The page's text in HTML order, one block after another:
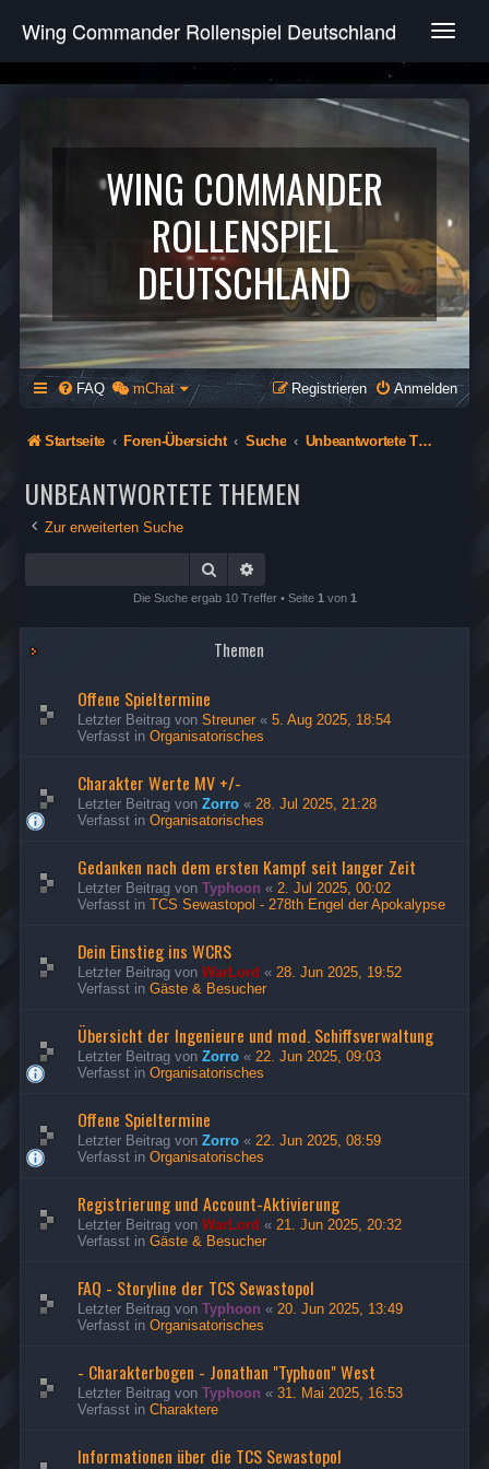
T
g
e
v
g
a
t
i
o
n
Wing Commander Rollenspiel Deutschland
WING COMMANDER
ROLLENSPIEL
DEUTSCHLAND
FAQ mChat Anmelden
Registrieren
Startseite Foren-Übersicht Suche Unbeantwortete Themen
UNBEANTWORTETE THEMEN
Zur erweiterten Suche
Suche
Die Suche ergab 10 Treffer • Seite 1 von 1
Themen
Offene Spieltermine
Letzter Beitrag von Streuner « 5. Aug 2025, 18:54
Verfasst in Organisatorisches
Charakter Werte MV +/-
Letzter Beitrag von Zorro « 28. Jul 2025, 21:28
Verfasst in Organisatorisches
Gedanken nach dem ersten Kampf seit langer Zeit
Letzter Beitrag von Typhoon « 2. Jul 2025, 00:02
Verfasst in TCS Sewastopol - 278th Engel der Apokalypse
Dein Einstieg ins WCRS
Letzter Beitrag von WarLord « 28. Jun 2025, 19:52
Verfasst in Gäste & Besucher
Übersicht der Ingenieure und mod. Schiffsverwaltung
Letzter Beitrag von Zorro « 22. Jun 2025, 09:03
Verfasst in Organisatorisches
Offene Spieltermine
Letzter Beitrag von Zorro « 22. Jun 2025, 08:59
Verfasst in Organisatorisches
Registrierung und Account-Aktivierung
Letzter Beitrag von WarLord « 21. Jun 2025, 20:32
Verfasst in Gäste & Besucher
FAQ - Storyline der TCS Sewastopol
Letzter Beitrag von Typhoon « 20. Jun 2025, 13:49
Verfasst in Organisatorisches
- Charakterbogen - Jonathan "Typhoon" West
Letzter Beitrag von Typhoon « 31. Mai 2025, 16:53
Verfasst in Charaktere
Informationen über die TCS Sewastopol